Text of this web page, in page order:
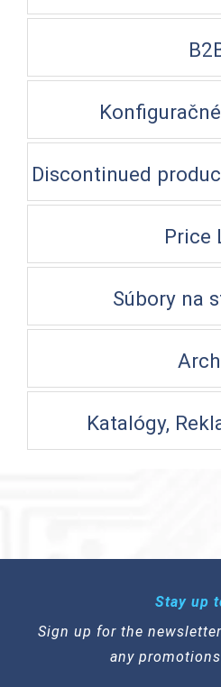
Discontinued
Price
Súbory na
Katalógy,
Stay up
Sign up for the
any promotions